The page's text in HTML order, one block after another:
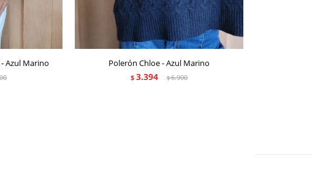
Azul Marino Polerón Chloe - Azul Marino
$ 3.394 $6.900